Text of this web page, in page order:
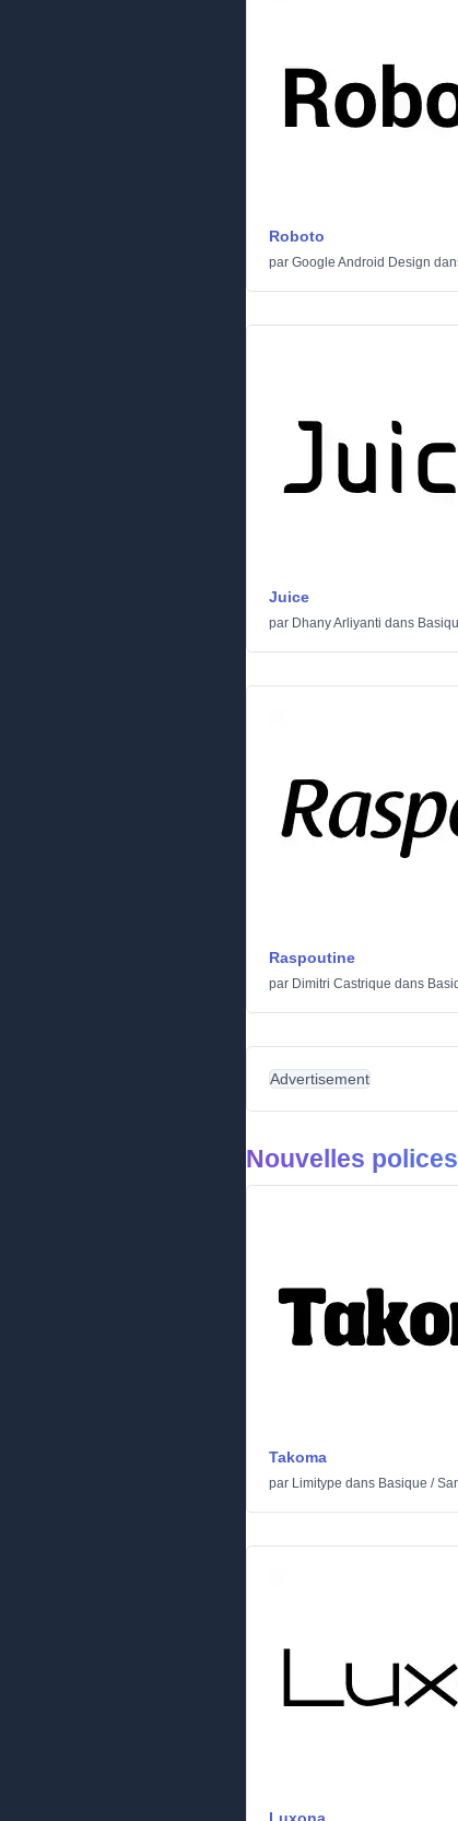
Roboto
par Google Android Design
Juice
par Dhany Arliyanti dans
Raspoutine
par Dimitri Castrique dans
Advertisement
Nouvelles
Takoma
par Limitype dans Basique /